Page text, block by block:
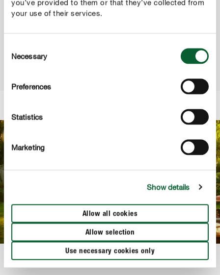
you’ve provided to them or that they’ve collected from
your use of their services.
Selection
Necessary
Preferences
Statistics
Marketing
Show details
Allow all cookies
Allow selection
Use necessary cookies only
Scopri la linea completa di terriccio, concime liquido e
Solo il meglio